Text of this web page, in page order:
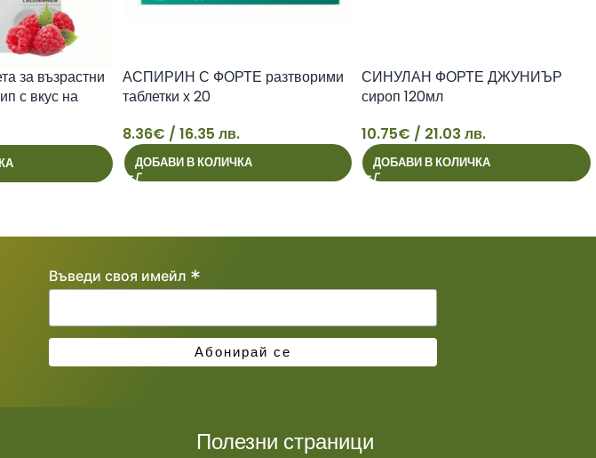
за възрастни
с вкус на
АСПИРИН С ФОРТЕ разтворими
таблетки х 20
8.36€ / 16.35 лв.
ДОБАВИ В КОЛИЧКА
СИНУЛАН ФОРТЕ ДЖУНИЪР
сироп 120мл
10.75€ / 21.03 лв.
ДОБАВИ В КОЛИЧКА
Въведи своя имейл *
Полезни страници